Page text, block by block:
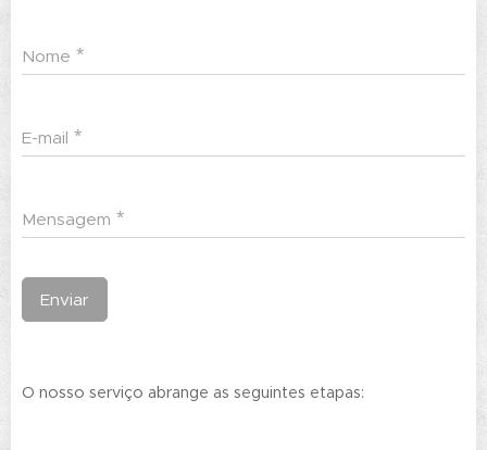
Nome
E-mail
Mensagem
Enviar
O nosso serviço abrange as seguintes etapas: